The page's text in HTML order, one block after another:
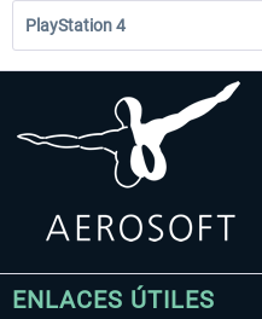
PlayStation 4
ENLACES ÚTILES